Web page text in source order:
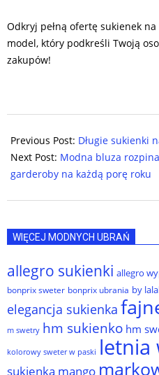
Odkryj pełną ofertę sukienek
model, który podkreśli Twoją
zakupów!
09-
06
Previous Post: Długie sukienki
Next Post: Modna bluza
garderoby na każdą porę roku
WIĘCEJ MODNYCH UBRAŃ
allegro sukienki allegro
bonprix sweter bonprix ubrania by
elegancja sukienka
m swetry hm sukienko hm
kolorowy sweter w paski letnia
sukienka mango